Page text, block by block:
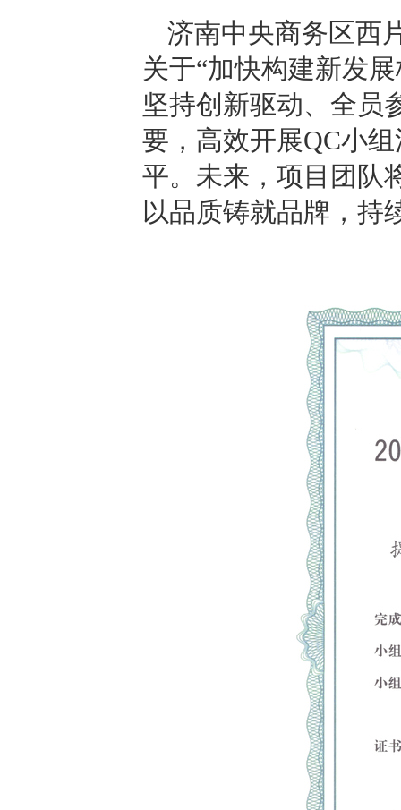
济南中央商务区西
关于“加快构建新发
坚持创新驱动、全员
要，高效开展QC小
平。未来，项目团队
以品质铸就品牌，持